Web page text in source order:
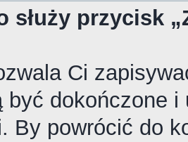
służy przycisk
Ci
być dokończone
By powrócić do